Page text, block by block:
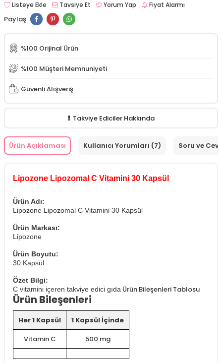
Listeye Ekle Tavsiye Et Yorum Yap Fiyat Alarmı
Paylaş
%100 Orijinal Ürün
%100 Müşteri Memnuniyeti
Güvenli Alışveriş
Takviye Ediciler Hakkında
Ürün Açıklaması Kullanıcı Yorumları (7) Soru ve
Lipozone Lipozomal C Vitamini 30 Kapsül
Ürün Adı:
Lipozone Lipozomal C Vitamini 30 Kapsül
Ürün Markası:
Lipozone
Ürün Boyutu:
30 Kapsül
Özet Bilgi:
C vitamini içeren takviye edici gıda Ürün Bileşenleri Tablosu
Ürün Bileşenleri
Her 1 Kapsül
1 Kapsül İçinde
Vitamin C
500 mg